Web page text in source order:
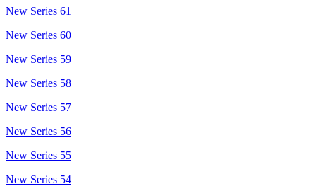
New Series 61
New Series 60
New Series 59
New Series 58
New Series 57
New Series 56
New Series 55
New Series 54